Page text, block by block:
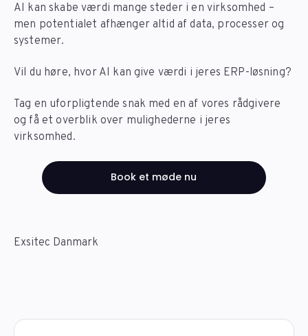
AI kan skabe værdi mange steder i en virksomhed –
men potentialet afhænger altid af data, processer og
systemer.
Vil du høre, hvor AI kan give værdi i jeres ERP-løsning?
Tag en uforpligtende snak med en af vores rådgivere
og få et overblik over mulighederne i jeres
virksomhed.
Book et møde nu
Exsitec Danmark